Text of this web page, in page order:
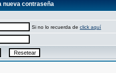
nueva contraseña
Si no lo recuerda de click aquí